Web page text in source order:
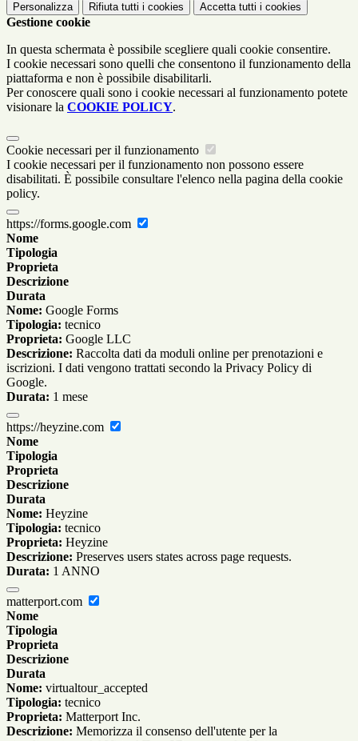
Personalizza Rifiuta tutti i cookies Accetta tutti i cookies
Gestione cookie
In questa schermata è possibile scegliere quali cookie consentire.
I cookie necessari sono quelli che consentono il funzionamento della
piattaforma e non è possibile disabilitarli.
Per conoscere quali sono i cookie necessari al funzionamento potete
visionare la COOKIE POLICY.
Cookie necessari per il funzionamento
I cookie necessari per il funzionamento non possono essere
disabilitati. È possibile consultare l'elenco nella pagina della cookie
policy.
https://forms.google.com
Nome
Tipologia
Proprieta
Descrizione
Durata
Nome: Google Forms
Tipologia: tecnico
Proprieta: Google LLC
Descrizione: Raccolta dati da moduli online per prenotazioni e
iscrizioni. I dati vengono trattati secondo la Privacy Policy di
Google.
Durata: 1 mese
https://heyzine.com
Nome
Tipologia
Proprieta
Descrizione
Durata
Nome: Heyzine
Tipologia: tecnico
Proprieta: Heyzine
Descrizione: Preserves users states across page requests.
Durata: 1 ANNO
matterport.com
Nome
Tipologia
Proprieta
Descrizione
Durata
Nome: virtualtour_accepted
Tipologia: tecnico
Proprieta: Matterport Inc.
Descrizione: Memorizza il consenso dell'utente per la